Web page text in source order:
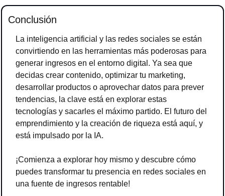
Conclusión
La inteligencia artificial y las redes sociales se están
convirtiendo en las herramientas más poderosas para
generar ingresos en el entorno digital. Ya sea que
decidas crear contenido, optimizar tu marketing,
desarrollar productos o aprovechar datos para prever
tendencias, la clave está en explorar estas
tecnologías y sacarles el máximo partido. El futuro del
emprendimiento y la creación de riqueza está aquí, y
está impulsado por la IA.
¡Comienza a explorar hoy mismo y descubre cómo
puedes transformar tu presencia en redes sociales en
una fuente de ingresos rentable!